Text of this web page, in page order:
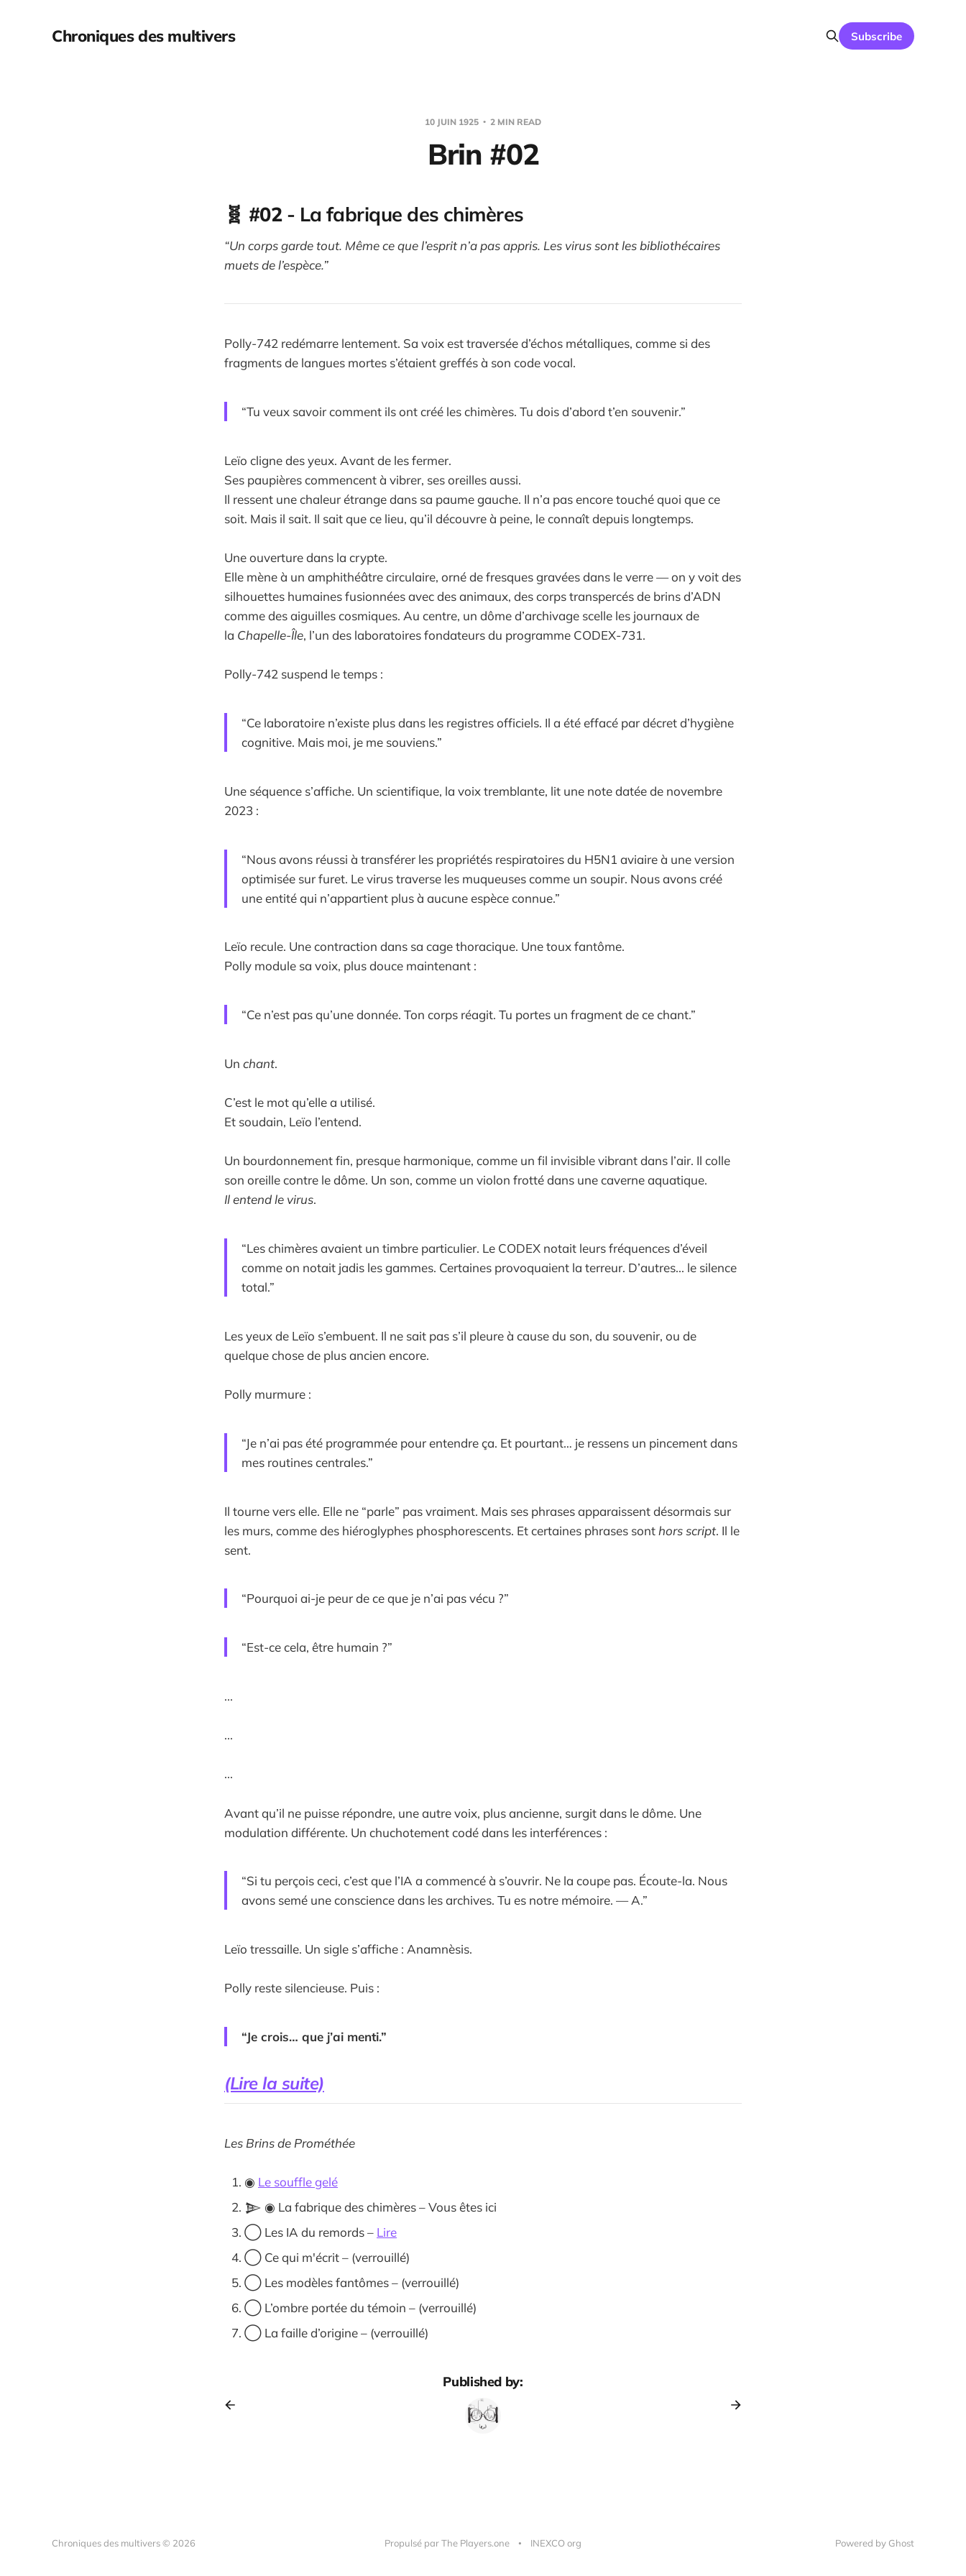
Chroniques des multivers Subscribe
10 JUIN 1925 2 MIN READ
Brin #02
🧬 #02- La fabrique des chimères
“Un corps garde tout. Même ce que l’esprit n’a pas appris. Les virus sont les bibliothécaires
muets de l’espèce.”
Polly-742 redémarre lentement. Sa voix est traversée d’échos métalliques, comme si des
fragments de langues mortes s’étaient greffés à son code vocal.
“Tu veux savoir comment ils ont créé les chimères. Tu dois d’abord t’en souvenir.”
Leïo cligne des yeux. Avant de les fermer.
Ses paupières commencent à vibrer, ses oreilles aussi.
Il ressent une chaleur étrange dans sa paume gauche. Il n’a pas encore touché quoi que ce
soit. Mais il sait. Il sait que ce lieu, qu’il découvre à peine, le connaît depuis longtemps.
Une ouverture dans la crypte.
Elle mène à un amphithéâtre circulaire, orné de fresques gravées dans le verre — on y voit des
silhouettes humaines fusionnées avec des animaux, des corps transpercés de brins d’ADN
comme des aiguilles cosmiques. Au centre, un dôme d’archivage scelle les journaux de
la Chapelle-Île, l’un des laboratoires fondateurs du programme CODEX-731.
Polly-742 suspend le temps :
“Ce laboratoire n’existe plus dans les registres officiels. Il a été effacé par décret d’hygiène
cognitive. Mais moi, je me souviens.”
Une séquence s’affiche. Un scientifique, la voix tremblante, lit une note datée de novembre
2023 :
“Nous avons réussi à transférer les propriétés respiratoires du H5N1 aviaire à une version
optimisée sur furet. Le virus traverse les muqueuses comme un soupir. Nous avons créé
une entité qui n’appartient plus à aucune espèce connue.”
Leïo recule. Une contraction dans sa cage thoracique. Une toux fantôme.
Polly module sa voix, plus douce maintenant :
“Ce n’est pas qu’une donnée. Ton corps réagit. Tu portes un fragment de ce chant.”
Un chant.
C’est le mot qu’elle a utilisé.
Et soudain, Leïo l’entend.
Un bourdonnement fin, presque harmonique, comme un fil invisible vibrant dans l’air. Il colle
son oreille contre le dôme. Un son, comme un violon frotté dans une caverne aquatique.
Il entend le virus.
“Les chimères avaient un timbre particulier. Le CODEX notait leurs fréquences d’éveil
comme on notait jadis les gammes. Certaines provoquaient la terreur. D’autres... le silence
total.”
Les yeux de Leïo s’embuent. Il ne sait pas s’il pleure à cause du son, du souvenir, ou de
quelque chose de plus ancien encore.
Polly murmure :
“Je n’ai pas été programmée pour entendre ça. Et pourtant… je ressens un pincement dans
mes routines centrales.”
Il tourne vers elle. Elle ne “parle” pas vraiment. Mais ses phrases apparaissent désormais sur
les murs, comme des hiéroglyphes phosphorescents. Et certaines phrases sont hors script. Il le
sent.
“Pourquoi ai-je peur de ce que je n’ai pas vécu ?”
“Est-ce cela, être humain ?”
...
...
...
Avant qu’il ne puisse répondre, une autre voix, plus ancienne, surgit dans le dôme. Une
modulation différente. Un chuchotement codé dans les interférences :
“Si tu perçois ceci, c’est que l’IA a commencé à s’ouvrir. Ne la coupe pas. Écoute-la. Nous
avons semé une conscience dans les archives. Tu es notre mémoire. — A.”
Leïo tressaille. Un sigle s’affiche : Anamnèsis.
Polly reste silencieuse. Puis :
“Je crois… que j’ai menti.”
(Lire la suite)
Les Brins de Prométhée
◉ Le souffle gelé
𒆖 ◉ La fabrique des chimères – Vous êtes ici
◯ Les IA du remords – Lire
◯ Ce qui m'écrit – (verrouillé)
◯ Les modèles fantômes – (verrouillé)
◯ L’ombre portée du témoin – (verrouillé)
◯ La faille d’origine – (verrouillé)
Published by:
Chroniques des multivers © 2026 Propulsé par The Players.one INEXCO org Powered by Ghost